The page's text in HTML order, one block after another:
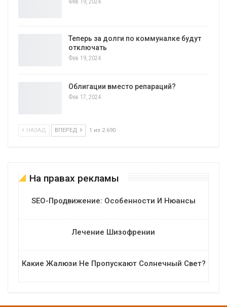
Теперь за долги по коммуналке будут
отключать
Фев 19, 2024
Облигации вместо репараций?
Фев 17, 2024
НАЗАД ВПЕРЕД 1 из 2 690
На правах рекламы
SEO-Продвижение: Особенности И Нюансы
Лечение Шизофрении
Какие Жалюзи Не Пропускают Солнечный Свет?